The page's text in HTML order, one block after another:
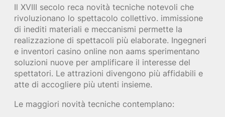
Il XVIII secolo reca novità tecniche notevoli che
rivoluzionano lo spettacolo collettivo. immissione
di inediti materiali e meccanismi permette la
realizzazione di spettacoli più elaborate. Ingegneri
e inventori casino online non aams sperimentano
soluzioni nuove per amplificare il interesse del
spettatori. Le attrazioni divengono più affidabili e
atte di accogliere più utenti insieme.
Le maggiori novità tecniche contemplano: